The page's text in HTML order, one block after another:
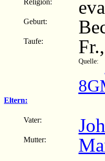
Religion:
Geburt:
Taufe:
Quelle:
Eltern:
Vater:
Mutter: